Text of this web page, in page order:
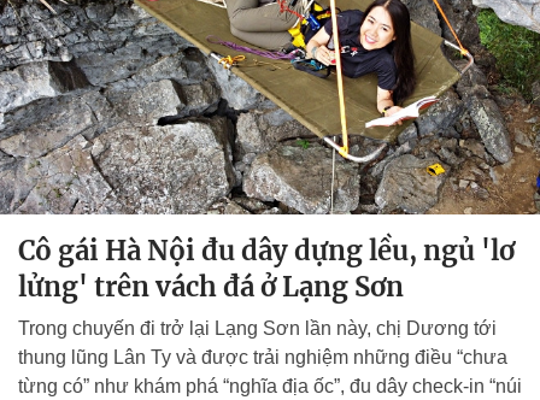
Cô gái Hà Nội đu dây dựng lều, ngủ 'lơ
lửng' trên vách đá ở Lạng Sơn
Trong chuyến đi trở lại Lạng Sơn lần này, chị Dương tới
thung lũng Lân Ty và được trải nghiệm những điều “chưa
từng có” như khám phá “nghĩa địa ốc”, đu dây check-in “núi